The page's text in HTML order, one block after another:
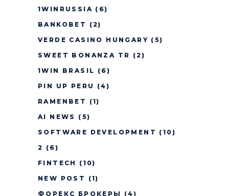
1WINRUSSIA (6)
BANKOBET
(2)
VERDE CASINO HUNGARY (5)
SWEET BONANZA TR (2)
1WIN BRASIL (6)
PIN UP PERU
(4)
RAMENBET
(1)
AI NEWS
(5)
SOFTWARE DEVELOPMENT (10)
2 (6)
FINTECH
(10)
NEW POST
(1)
ФОРЕКС БРОКЕРЫ
(4)